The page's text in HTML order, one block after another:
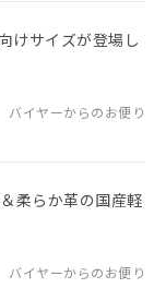
けサイズが登場し
バイヤーからのお便り
柔らか革の国産軽
バイヤーからのお便り